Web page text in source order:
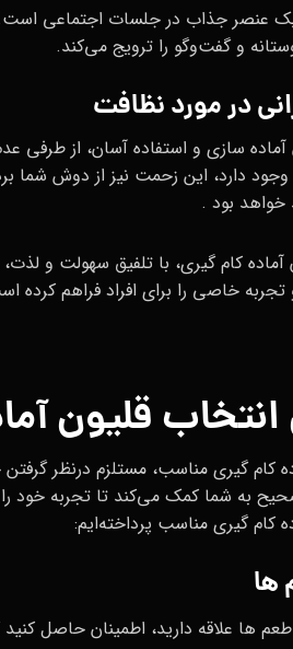
یک عنصر جذاب در جلسات اجتماعی
و گفت‌و‌گو را ترویج می‌کند.
سازی و استفاده آسان، از طرفی
دارد، این زحمت نیز از دوش شما
خواهد بود .
آماده کام گیری، با تلفیق سهولت و
خاصی را برای افراد فراهم کرده
قلیون
کام گیری مناسب، مستلزم درنظر
به شما کمک می‌کند تا تجربه خود
کام گیری مناسب پرداخته‌ایم:
ها
ها علاقه دارید، اطمینان حاصل